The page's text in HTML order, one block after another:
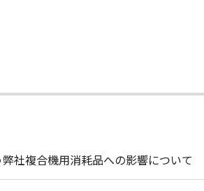
社複合機用消耗品への影響について